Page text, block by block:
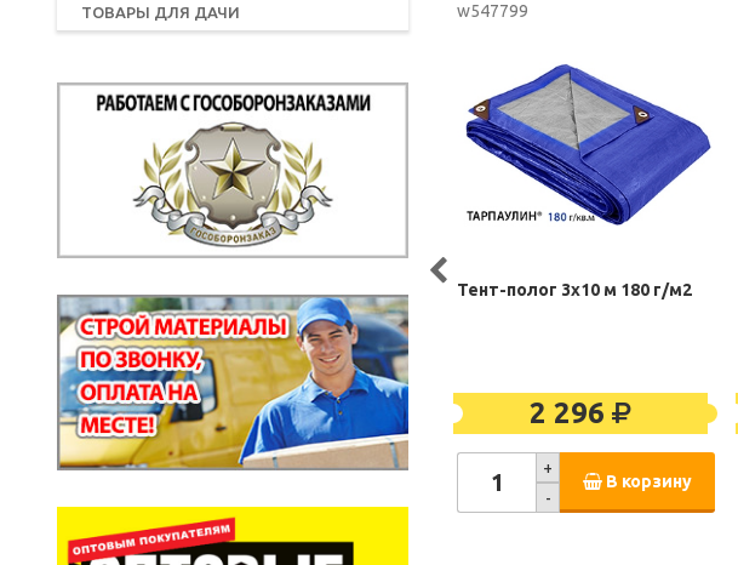
ТОВАРЫ ДЛЯ ДАЧИ w547799
Тент-полог 3х10 м 180 г/м2
2 296
+
-
В корзину